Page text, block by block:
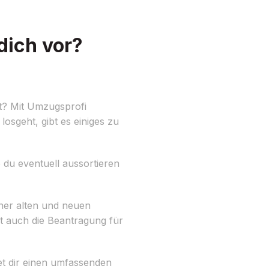
vor?
Mit Umzugsprofi
gibt es einiges zu
eventuell aussortieren
alten und neuen
auch die Beantragung für
dir einen umfassenden